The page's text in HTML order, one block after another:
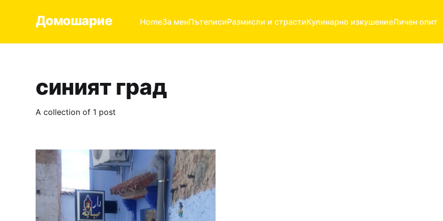
Домошарие HomeЗа менПътеписиРазмисли и страстиКулинарно изкушениеЛичен опит
синият град
A collection of 1 post